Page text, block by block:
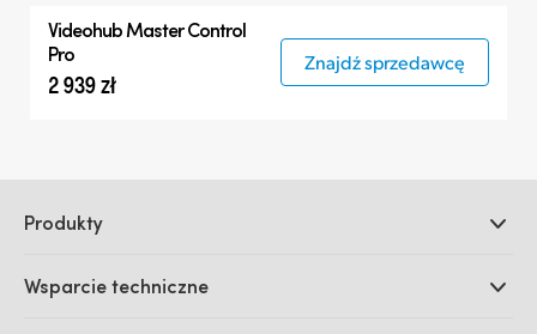
Videohub Master Control
Pro
2 939 zł
Znajdź sprzedawcę
Produkty
DaVinci Resolve i oprogramowanie Fusion
Wsparcie techniczne